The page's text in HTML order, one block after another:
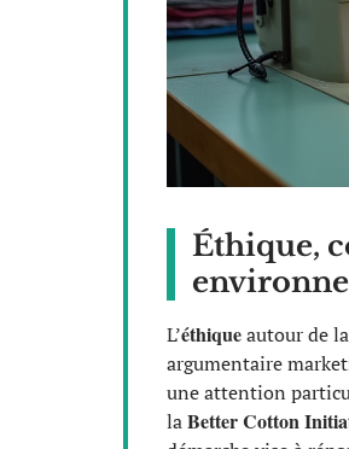
Éthique,
L’éthiqueautour de
argumentaire
une attention
laBetter Cotton